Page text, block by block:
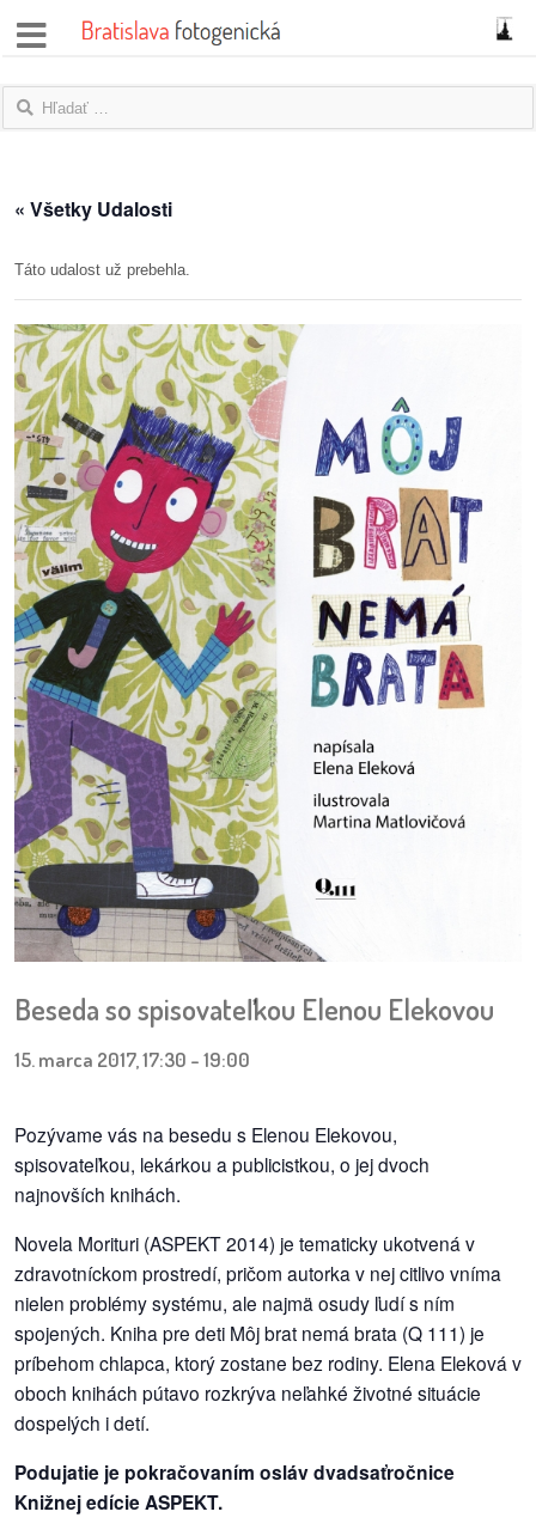
správy
názory
blogy
fotky
protesty
granty
pozvánky
Historický
kalendár
zákony
mestské
časti
kauzy
konania
stavebné
konania
dobrá
prax
práca
odkazy
petície
z
médií
videá
« Všetky Udalosti
Táto udalost už prebehla.
Beseda so spisovateľkou Elenou Elekovou
15. marca 2017, 17:30 -19:00
Pozývame vás na besedu s Elenou Elekovou,
spisovateľkou, lekárkou a publicistkou, o jej dvoch
najnovších knihách.
Novela Morituri (ASPEKT 2014) je tematicky ukotvená v
zdravotníckom prostredí, pričom autorka v nej citlivo vníma
nielen problémy systému, ale najmä osudy ľudí s ním
spojených. Kniha pre deti Môj brat nemá brata (Q 111) je
príbehom chlapca, ktorý zostane bez rodiny. Elena Eleková v
oboch knihách pútavo rozkrýva neľahké životné situácie
dospelých i detí.
Podujatie je pokračovaním osláv dvadsaťročnice
Knižnej edície ASPEKT.